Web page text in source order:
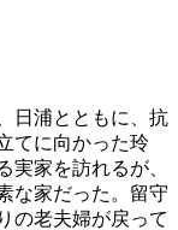
日浦とともに、抗
てに向かった玲
実家を訪れるが、
な家だった。留守
の老夫婦が戻って